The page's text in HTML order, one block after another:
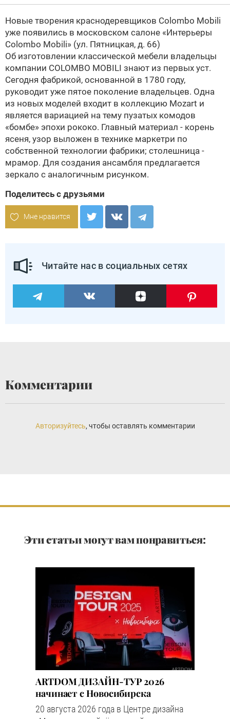
Новые творения краснодеревщиков Colombo Mobili
уже появились в московском салоне «Интерьеры
Colombo Mobili» (ул. Пятницкая, д. 66)
Об изготовлении классической мебели владельцы
компании COLOMBO MOBILI знают из первых уст.
Сегодня фабрикой, основанной в 1780 году,
руководит уже пятое поколение владельцев. Одна
из новых моделей входит в коллекцию Mozart и
является вариацией на тему пузатых комодов
«бомбе» эпохи рококо. Главный материал - корень
ясеня, узор выложен в технике маркетри по
собственной технологии фабрики; столешница -
мрамор. Для создания ансамбля предлагается
зеркало с аналогичным рисунком.
Поделитесь с друзьями
Мне нравится
Читайте нас в социальных сетях
Комментарии
Авторизуйтесь, чтобы оставлять комментарии
Эти статьи могут вам понравиться:
ARTDOM ДИЗАЙН-ТУР 2026
начинает с Новосибирска
20 августа 2026 года в Центре дизайна